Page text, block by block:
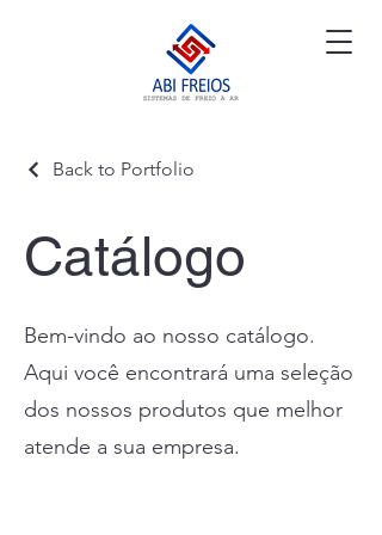
Back to Portfolio
Catálogo
Bem-vindo ao nosso catálogo.
Aqui você encontrará uma seleção
dos nossos produtos que melhor
atende a sua empresa.